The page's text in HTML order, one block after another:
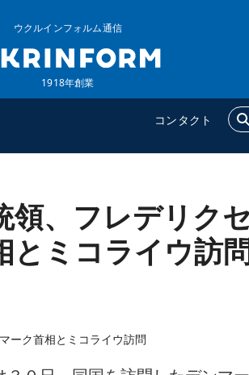
ウクルインフォルム通信
1918年創業
コンタクト
い
追加
特集
インタビュー
領、フレデリク
とミコライウ訪